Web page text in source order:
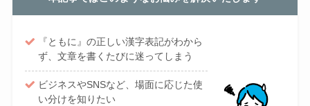
『ともに』の正しい漢字表記がわから
ず、文章を書くたびに迷ってしまう
ビジネスやSNSなど、場面に応じた使
い分けを知りたい